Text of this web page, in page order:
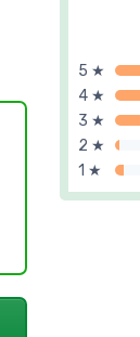
5 ★
4 ★
3 ★
2 ★
1 ★